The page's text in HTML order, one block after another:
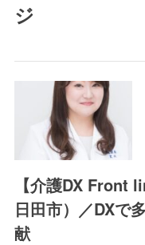
ジ
【介護DX Front
日田市）／DXで
献